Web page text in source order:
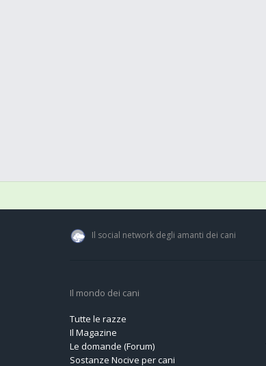
Il social network degli amanti dei cani
Il mondo dei cani
Tutte le razze
Il Magazine
Le domande (Forum)
Sostanze Nocive per cani